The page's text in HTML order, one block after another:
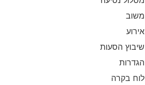
משוב
אירוע
שיבוץ הסעות
הגדרות
לוח בקרה